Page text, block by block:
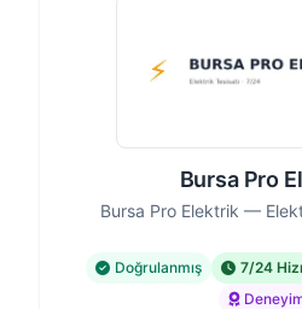
Bursa Pro
Bursa Pro Elektrik —
Doğrulanmış 7/24